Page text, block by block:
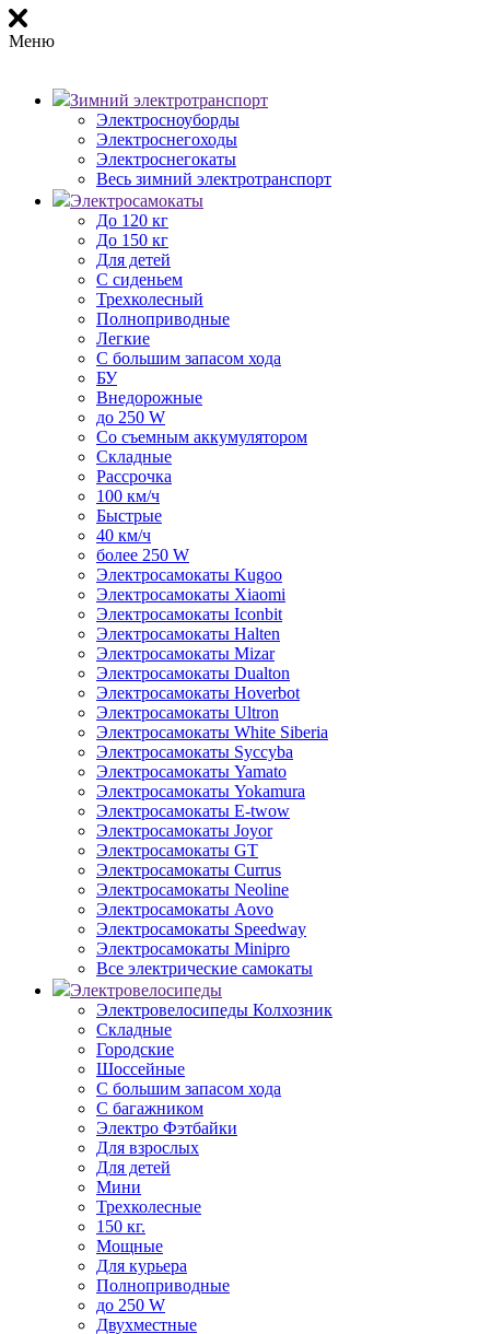
Меню
Зимний электротранспорт
Электросноуборды
Электроснегоходы
Электроснегокаты
Весь зимний электротранспорт
Электросамокаты
До 120 кг
До 150 кг
Для детей
С сиденьем
Трехколесный
Полноприводные
Легкие
С большим запасом хода
БУ
Внедорожные
до 250 W
Со съемным аккумулятором
Складные
Рассрочка
100 км/ч
Быстрые
40 км/ч
более 250 W
Электросамокаты Kugoo
Электросамокаты Xiaomi
Электросамокаты Iconbit
Электросамокаты Halten
Электросамокаты Mizar
Электросамокаты Dualton
Электросамокаты Hoverbot
Электросамокаты Ultron
Электросамокаты White Siberia
Электросамокаты Syccyba
Электросамокаты Yamato
Электросамокаты Yokamura
Электросамокаты E-twow
Электросамокаты Joyor
Электросамокаты GT
Электросамокаты Currus
Электросамокаты Neoline
Электросамокаты Aovo
Электросамокаты Speedway
Электросамокаты Minipro
Все электрические самокаты
Электровелосипеды
Электровелосипеды Колхозник
Складные
Городские
Шоссейные
С большим запасом хода
С багажником
Электро Фэтбайки
Для взрослых
Для детей
Мини
Трехколесные
150 кг.
Мощные
Для курьера
Полноприводные
до 250 W
Двухместные